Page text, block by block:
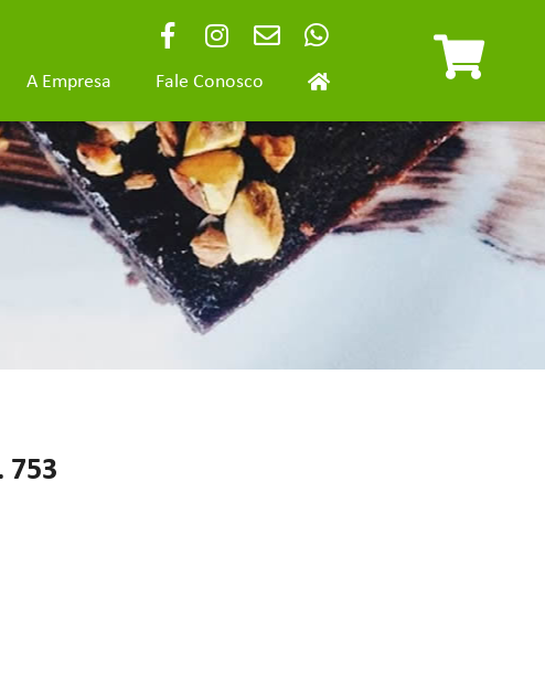
Fale Conosco
A Empresa
753